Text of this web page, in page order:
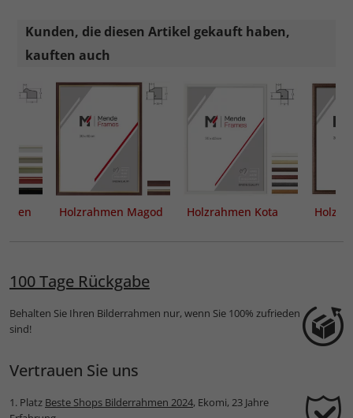
Kunden, die diesen Artikel gekauft haben,
kauften auch
Holzrahmen Magod Holzrahmen Kota
100 Tage Rückgabe
Behalten Sie Ihren Bilderrahmen nur, wenn Sie 100% zufrieden
sind!
Vertrauen Sie uns
1. Platz Beste Shops Bilderrahmen 2024, Ekomi, 23 Jahre